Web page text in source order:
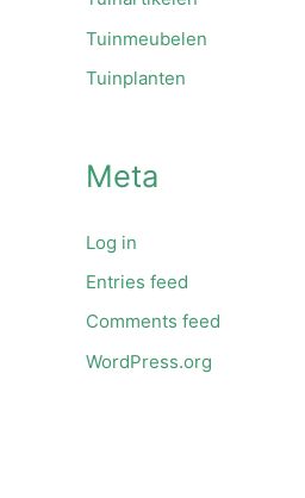
Tuinmeubelen
Tuinplanten
Meta
Log in
Entries feed
Comments feed
WordPress.org